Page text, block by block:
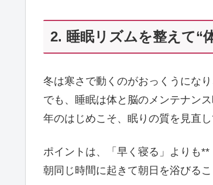
2. 睡眠リズムを整えて“
冬は寒さで動くのがおっくうになり
でも、睡眠は体と脳のメンテナンス
年のはじめこそ、眠りの質を見直し
ポイントは、「早く寝る」よりも
朝同じ時間に起きて朝日を浴びる